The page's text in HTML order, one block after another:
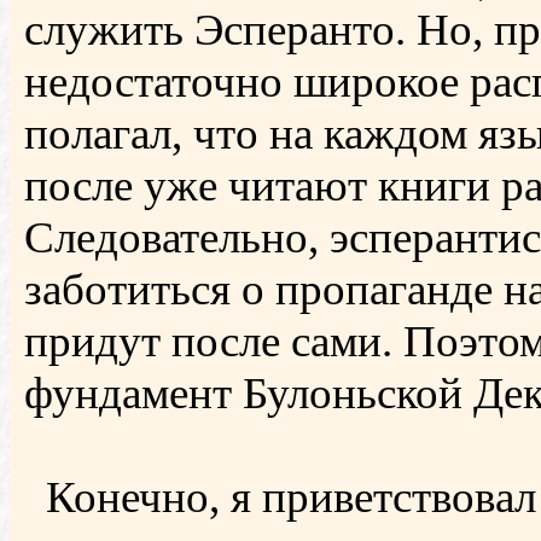
служить Эсперанто. Но,
недостаточно широкое
полагал, что на каждом
после уже читают книги
Следовательно,
заботиться о пропаганде
придут после сами.
фундамент Булоньской
Конечно, я